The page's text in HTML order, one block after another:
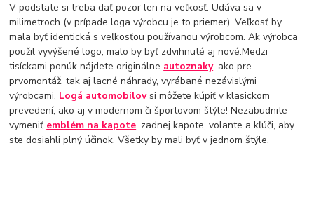
V podstate si treba dať pozor len na veľkosť. Udáva sa v
milimetroch (v prípade loga výrobcu je to priemer). Veľkosť by
mala byť identická s veľkosťou používanou výrobcom. Ak výrobca
použil vyvýšené logo, malo by byť zdvihnuté aj nové.Medzi
tisíckami ponúk nájdete originálne autoznaky, ako pre
prvomontáž, tak aj lacné náhrady, vyrábané nezávislými
výrobcami. Logá automobilovsi môžete kúpiť v klasickom
prevedení, ako aj v modernom či športovom štýle! Nezabudnite
vymeniť emblém na kapote, zadnej kapote, volante a kľúči, aby
ste dosiahli plný účinok. Všetky by mali byť v jednom štýle.